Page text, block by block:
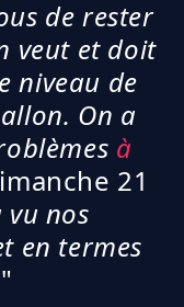
de rester
veut et doit
niveau de
On a
à
21
vu nos
en termes
"